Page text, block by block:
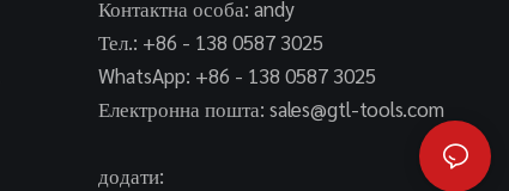
Контактна особа: andy
Тел.: +86 - 138 0587 3025
WhatsApp: +86 - 138 0587 3025
Електронна пошта: sales@gtl-tools.com
додати: